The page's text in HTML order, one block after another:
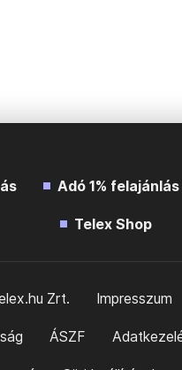
Adó 1% felajánlás
Telex Shop
Zrt. Impresszum
ÁSZF